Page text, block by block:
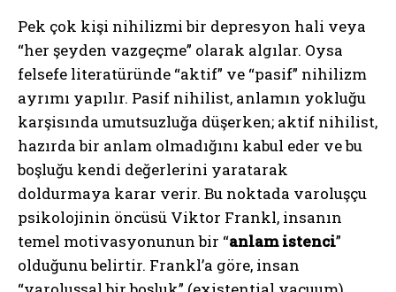
Pek çok kişi nihilizmi bir depresyon hali veya
“her şeyden vazgeçme” olarak algılar. Oysa
felsefe literatüründe “aktif” ve “pasif” nihilizm
ayrımı yapılır. Pasif nihilist, anlamın yokluğu
karşisında umutsuzluğa düşerken; aktif nihilist,
hazırda bir anlam olmadığını kabul eder ve bu
boşluğu kendi değerlerini yaratarak
doldurmaya karar verir. Bu noktada varoluşçu
psikolojinin öncüsü Viktor Frankl, insanın
temel motivasyonunun bir “anlam istenci”
olduğunu belirtir. Frankl’a göre, insan